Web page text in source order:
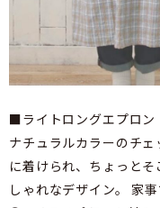
■ライトロングエプロ
ナチュラルカラーのチ
に着けられ、ちょっと
しゃれなデザイン。 家